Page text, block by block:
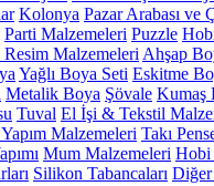
Kolonya Pazar Arabası ve
Parti Malzemeleri Puzzle
Malzemeleri Ahşap
Yağlı Boya Seti Eskitme
Metalik Boya Şövale Kumaş
Tuval El İşi & Tekstil
Yapım Malzemeleri Takı
Mum Malzemeleri Hobi
Silikon Tabancaları